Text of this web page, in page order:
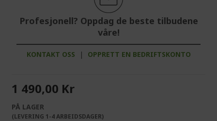
Profesjonell? Oppdag de beste tilbudene
våre!
KONTAKT OSS | OPPRETT EN BEDRIFTSKONTO
1 490,00 Kr
PÅ LAGER
(LEVERING 1-4 ARBEIDSDAGER)